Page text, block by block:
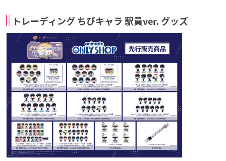
トレーディング ちびキャラ 駅員ver. グッズ